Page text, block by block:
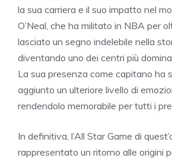
la sua carriera e il suo impatto nel
O’Neal, che ha militato in NBA per
lasciato un segno indelebile nella
diventando uno dei centri più
La sua presenza come capitano ha
aggiunto un ulteriore livello di
rendendolo memorabile per tutti i
In definitiva, l’All Star Game di
rappresentato un ritorno alle origini